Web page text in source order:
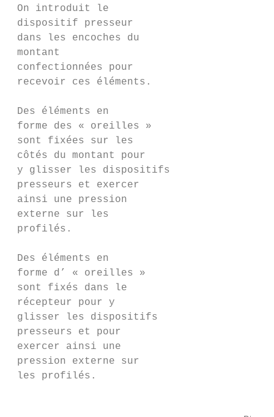
On introduit le
dispositif presseur
dans les encoches du
montant
confectionnées pour
recevoir ces éléments.
Des éléments en
forme des « oreilles »
sont fixées sur les
côtés du montant pour
y glisser les dispositifs
presseurs et exercer
ainsi une pression
externe sur les
profilés.
Des éléments en
forme d’ « oreilles »
sont fixés dans le
récepteur pour y
glisser les dispositifs
presseurs et pour
exercer ainsi une
pression externe sur
les profilés.